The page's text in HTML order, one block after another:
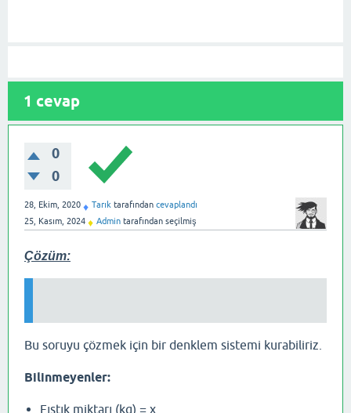
1 cevap
0
0
28, Ekim, 2020 ♦ Tarık tarafından cevaplandı
25, Kasım, 2024 ♦ Admin tarafından seçilmiş
Çözüm:
Bu soruyu çözmek için bir denklem sistemi kurabiliriz.
Bilinmeyenler:
Fıstık miktarı (kg) = x